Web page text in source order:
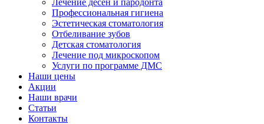
Профессиональная гигиена
Эстетическая стоматология
Отбеливание зубов
Детская стоматология
Лечение под микроскопом
Услуги по программе ДМС
Наши цены
Акции
Наши врачи
Статьи
Контакты